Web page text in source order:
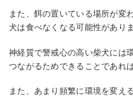
また、餌の置いている場所が変
犬は食べなくなる可能性がありま
神経質で警戒心の高い柴犬には
つながるためできることであれ
また、あまり頻繁に環境を変え